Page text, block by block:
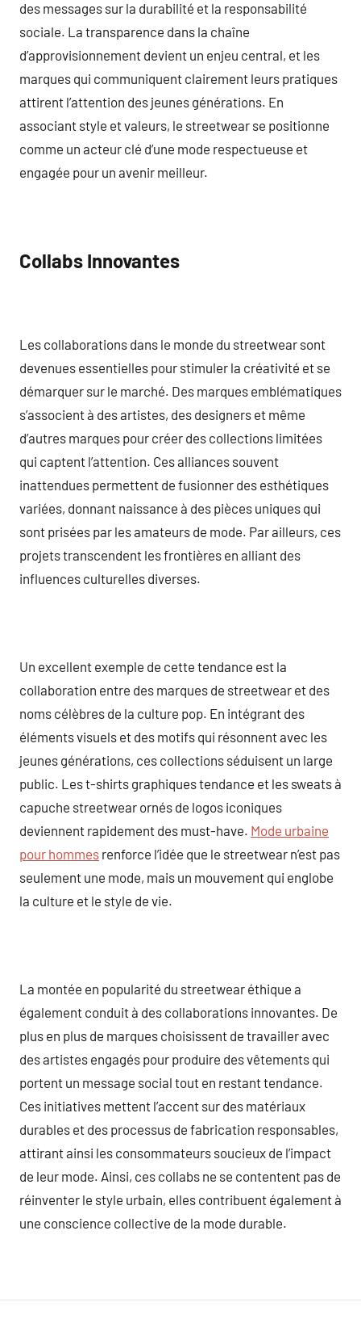
des messages sur la durabilité et la responsabilité
sociale. La transparence dans la chaîne
d’approvisionnement devient un enjeu central, et les
marques qui communiquent clairement leurs pratiques
attirent l’attention des jeunes générations. En
associant style et valeurs, le streetwear se positionne
comme un acteur clé d’une mode respectueuse et
engagée pour un avenir meilleur.
Collabs Innovantes
Les collaborations dans le monde du streetwear sont
devenues essentielles pour stimuler la créativité et se
démarquer sur le marché. Des marques emblématiques
s’associent à des artistes, des designers et même
d’autres marques pour créer des collections limitées
qui captent l’attention. Ces alliances souvent
inattendues permettent de fusionner des esthétiques
variées, donnant naissance à des pièces uniques qui
sont prisées par les amateurs de mode. Par ailleurs, ces
projets transcendent les frontières en alliant des
influences culturelles diverses.
Un excellent exemple de cette tendance est la
collaboration entre des marques de streetwear et des
noms célèbres de la culture pop. En intégrant des
éléments visuels et des motifs qui résonnent avec les
jeunes générations, ces collections séduisent un large
public. Les t-shirts graphiques tendance et les sweats à
capuche streetwear ornés de logos iconiques
deviennent rapidement des must-have. Mode urbaine
pour hommes renforce l’idée que le streetwear n’est pas
seulement une mode, mais un mouvement qui englobe
la culture et le style de vie.
La montée en popularité du streetwear éthique a
également conduit à des collaborations innovantes. De
plus en plus de marques choisissent de travailler avec
des artistes engagés pour produire des vêtements qui
portent un message social tout en restant tendance.
Ces initiatives mettent l’accent sur des matériaux
durables et des processus de fabrication responsables,
attirant ainsi les consommateurs soucieux de l’impact
de leur mode. Ainsi, ces collabs ne se contentent pas de
réinventer le style urbain, elles contribuent également à
une conscience collective de la mode durable.